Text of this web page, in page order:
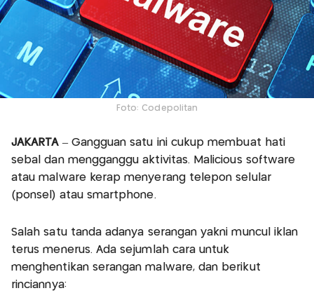
Foto: Codepolitan
JAKARTA– Gangguan satu ini cukup membuat hati
sebal dan mengganggu aktivitas. Malicious software
atau malware kerap menyerang telepon selular
(ponsel) atau smartphone.
Salah satu tanda adanya serangan yakni muncul iklan
terus menerus. Ada sejumlah cara untuk
menghentikan serangan malware, dan berikut
rinciannya: